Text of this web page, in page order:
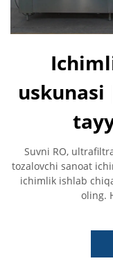
uskunasi
Suvni RO,
tozalovchi sanoat
ichimlik ishlab
oling.